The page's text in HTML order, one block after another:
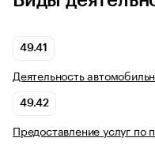
49.41
Деятельность
49.42
Предоставление услуг по